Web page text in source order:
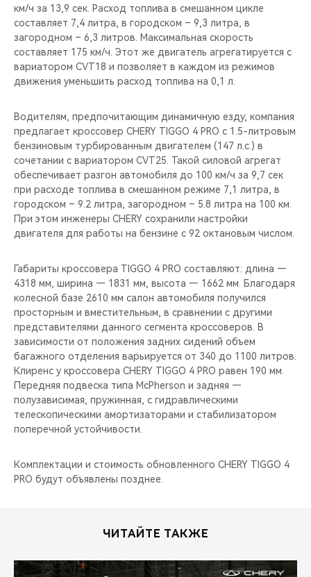
км/ч за 13,9 сек. Расход топлива в смешанном цикле
составляет 7,4 литра, в городском – 9,3 литра, в
загородном – 6,3 литров. Максимальная скорость
составляет 175 км/ч. Этот же двигатель агрегатируется с
вариатором CVT18 и позволяет в каждом из режимов
движения уменьшить расход топлива на 0,1 л.
Водителям, предпочитающим динамичную езду, компания
предлагает кроссовер CHERY TIGGO 4 PRO с 1.5-литровым
бензиновым турбированным двигателем (147 л.с.) в
сочетании с вариатором CVT25. Такой силовой агрегат
обеспечивает разгон автомобиля до 100 км/ч за 9,7 сек
при расходе топлива в смешанном режиме 7,1 литра, в
городском – 9.2 литра, загородном – 5.8 литра на 100 км.
При этом инженеры CHERY сохранили настройки
двигателя для работы на бензине с 92 октановым числом.
Габариты кроссовера TIGGO 4 PRO составляют: длина —
4318 мм, ширина — 1831 мм, высота — 1662 мм. Благодаря
колесной базе 2610 мм салон автомобиля получился
просторным и вместительным, в сравнении с другими
представителями данного сегмента кроссоверов. В
зависимости от положения задних сидений объем
багажного отделения варьируется от 340 до 1100 литров.
Клиренс у кроссовера CHERY TIGGO 4 PRO равен 190 мм.
Передняя подвеска типа McPherson и задняя —
полузависимая, пружинная, с гидравлическими
телескопическими амортизаторами и стабилизатором
поперечной устойчивости.
Комплектации и стоимость обновленного CHERY TIGGO 4
PRO будут объявлены позднее.
ЧИТАЙТЕ ТАКЖЕ